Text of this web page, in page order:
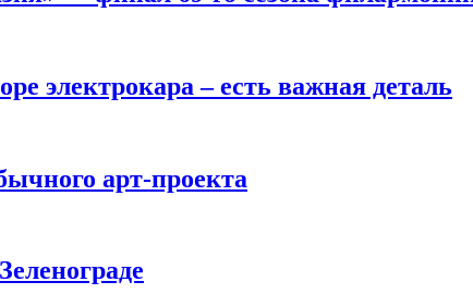
электрокара – есть важная деталь
арт-проекта